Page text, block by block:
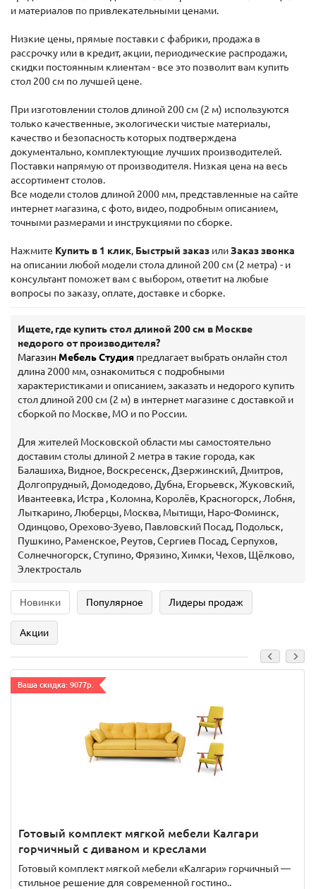
и материалов по привлекательными ценами.
Низкие цены, прямые поставки с фабрики, продажа в
рассрочку или в кредит, акции, периодические распродажи,
скидки постоянным клиентам - все это позволит вам купить
стол 200 см по лучшей цене.
При изготовлении столов длиной 200 см (2 м) используются
только качественные, экологически чистые материалы,
качество и безопасность которых подтверждена
документально, комплектующие лучших производителей.
Поставки напрямую от производителя. Низкая цена на весь
ассортимент столов.
Все модели столов длиной 2000 мм, представленные на сайте
интернет магазина, с фото, видео, подробным описанием,
точными размерами и инструкциями по сборке.
Нажмите Купить в 1 клик, Быстрый заказ илиЗаказ звонка
на описании любой модели стола длиной 200 см (2 метра) - и
консультант поможет вам с выбором, ответит на любые
вопросы по заказу, оплате, доставке и сборке.
Ищете, где купить стол длиной 200 см в Москве
недорого от производителя?
Магазин Мебель Студия предлагает выбрать онлайн стол
длина 2000 мм, ознакомиться с подробными
характеристиками и описанием, заказать и недорого купить
стол длиной 200 см (2 м) в интернет магазине с доставкой и
сборкой по Москве, МО и по России.
Для жителей Московской области мы самостоятельно
доставим столы длиной 2 метра в такие города, как
Балашиха, Видное, Воскресенск, Дзержинский, Дмитров,
Долгопрудный, Домодедово, Дубна, Егорьевск, Жуковский,
Ивантеевка, Истра , Коломна, Королёв, Красногорск, Лобня,
Лыткарино, Люберцы, Москва, Мытищи, Наро-Фоминск,
Одинцово, Орехово-Зуево, Павловский Посад, Подольск,
Пушкино, Раменское, Реутов, Сергиев Посад, Серпухов,
Солнечногорск, Ступино, Фрязино, Химки, Чехов, Щёлково,
Электросталь
Новинки Популярное Лидеры продаж
Акции
Ваша скидка: 9077р.
Готовый комплект мягкой мебели Калгари
горчичный с диваном и креслами
Готовый комплект мягкой мебели «Калгари» горчичный —
стильное решение для современной гостино..